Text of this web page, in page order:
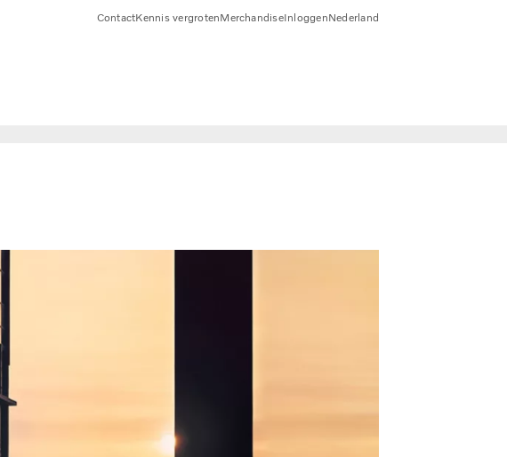
ContactKennis vergrotenMerchandiseInloggenNederland